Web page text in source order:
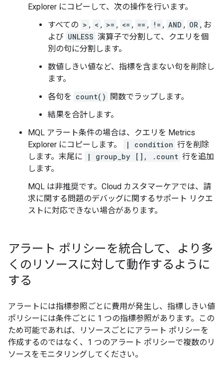
Explorer にコピーして、次の操作を行います。
すべての > , < , >= , <= , == , != , AND , OR , お
よび UNLESS 演算子で分割して、クエリを個
別の句に分割します。
数値しきい値など、指標を含まない句を削除し
ます。
各句を count() 関数でラップします。
結果を合計します。
MQL アラート条件の場合は、クエリを Metrics
Explorer にコピーします。
| condition 行を削除
します。末尾に
| group_by [], .count 行を追加
します。
MQL は非推奨です。Cloud カスタマーケアでは、請
求に関する問題のデバッグに関するサポート リクエ
ストに対応できない場合があります。
アラート ポリシーを統合して、より多
くのリソースに対して動作するように
する
アラートには指標参照ごとに費用が発生し、指標しきい値
ポリシーには条件ごとに 1 つの指標参照があります。この
ため可能であれば、リソースごとにアラート ポリシーを
作成するのではなく、1 つのアラート ポリシーで複数のリ
ソースをモニタリングしてください。